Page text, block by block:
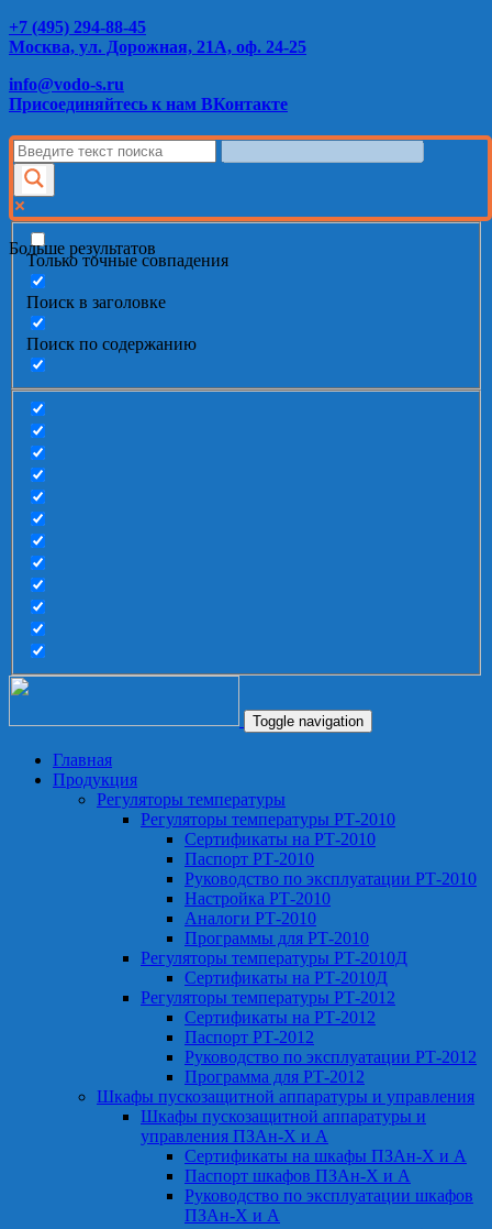
+7 (495) 294-88-45
Москва, ул. Дорожная, 21А, оф. 24-25
info@vodo-s.ru
Присоединяйтесь к нам ВКонтакте
Больше результатов
Только точные совпадения
Поиск в заголовке
Поиск по содержанию
Toggle navigation
Главная
Продукция
Регуляторы температуры
Регуляторы температуры РТ-2010
Сертификаты на РТ-2010
Паспорт РТ-2010
Руководство по эксплуатации РТ-2010
Настройка РТ-2010
Аналоги РТ-2010
Программы для РТ-2010
Регуляторы температуры РТ-2010Д
Сертификаты на РТ-2010Д
Регуляторы температуры РТ-2012
Сертификаты на РТ-2012
Паспорт РТ-2012
Руководство по эксплуатации РТ-2012
Программа для РТ-2012
Шкафы пускозащитной аппаратуры и управления
Шкафы пускозащитной аппаратуры и
управления ПЗАн-Х и А
Сертификаты на шкафы ПЗАн-Х и А
Паспорт шкафов ПЗАн-Х и А
Руководство по эксплуатации шкафов
ПЗАн-Х и А